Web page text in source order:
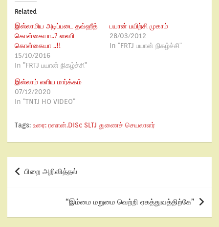
Related
இஸ்லாமிய அடிப்படை தவ்ஹீத்
கொள்கையா..? ஸலபி
கொள்கையா ..!!
15/10/2016
In "FRTJ பயான் நிகழ்ச்சி"
பயான் பயிற்சி முகாம்
28/03/2012
In "FRTJ பயான் நிகழ்ச்சி"
இஸ்லாம் எளிய மார்க்கம்
07/12/2020
In "TNTJ HO VIDEO"
Tags: உரை: ரஸான்.DISc SLTJ துணைச் செயலாளர்
பிறை அறிவித்தல்
“இம்மை மறுமை வெற்றி ஏகத்துவத்திற்கே”